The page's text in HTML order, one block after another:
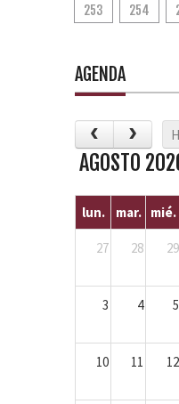
253
254
AGENDA
AGOSTO
lun. mar. mié.
27 28 29
3 4 5
10 11 12